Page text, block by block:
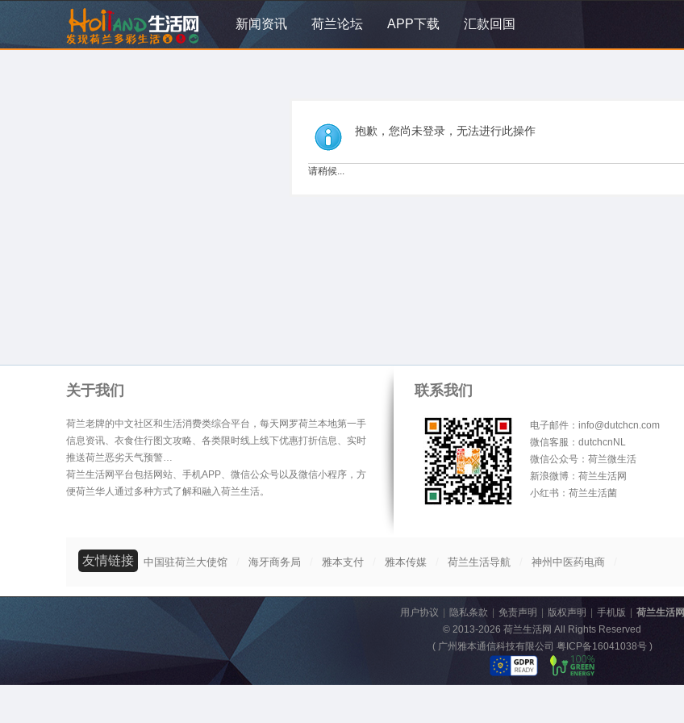
新闻资讯 荷兰论坛 APP下载 汇款回国
抱歉，您尚未登录，无法进行此操作
请稍候...
关于我们
荷兰老牌的中文社区和生活消费类综合平台，每天网罗荷兰本地第一手
信息资讯、衣食住行图文攻略、各类限时线上线下优惠打折信息、实时
推送荷兰恶劣天气预警…
荷兰生活网平台包括网站、手机APP、微信公众号以及微信小程序，方
便荷兰华人通过多种方式了解和融入荷兰生活。
联系我们
电子邮件：info@dutchcn.com
微信客服：dutchcnNL
微信公众号：荷兰微生活
新浪微博：荷兰生活网
小红书：荷兰生活菌
友情链接 中国驻荷兰大使馆 海牙商务局 雅本支付 雅本传媒 荷兰生活导航 神州中医药电商
用户协议 隐私条款 免责声明 版权声明 手机版
荷兰生活网
© 2013-2026 荷兰生活网 All Rights Reserved
( 广州雅本通信科技有限公司 粤ICP备16041038号)